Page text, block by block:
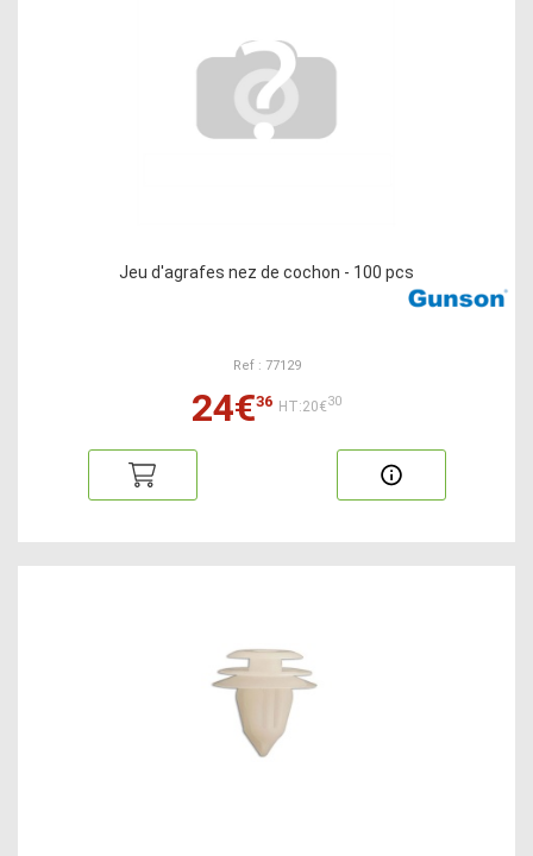
Jeu d'agrafes nez de cochon - 100 pcs
Ref : 77129
24€36 HT:20€30